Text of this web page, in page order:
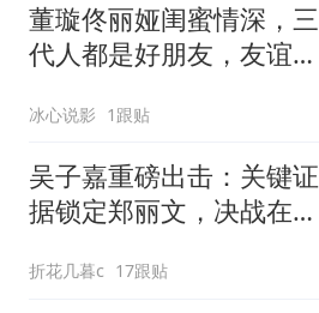
董璇佟丽娅闺蜜情深，三
代人都是好朋友，友谊令
冰心说影 1跟贴
吴子嘉重磅出击：关键证
据锁定郑丽文，决战在
折花几暮c 17跟贴